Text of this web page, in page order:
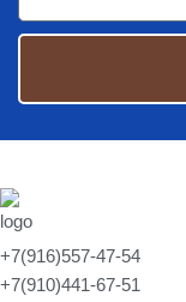
+7(916)557-47-54
+7(910)441-67-51